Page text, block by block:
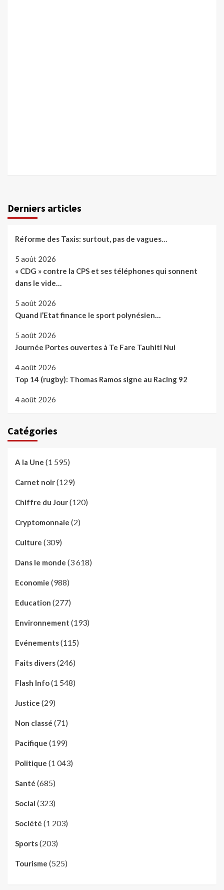
Derniers articles
Réforme des Taxis: surtout, pas de vagues…
5 août 2026
« CDG » contre la CPS et ses téléphones qui sonnent
dans le vide…
5 août 2026
Quand l’Etat finance le sport polynésien…
5 août 2026
Journée Portes ouvertes à Te Fare Tauhiti Nui
4 août 2026
Top 14 (rugby): Thomas Ramos signe au Racing 92
4 août 2026
Catégories
A la Une (1 595)
Carnet noir(129)
Chiffre du Jour(120)
Cryptomonnaie (2)
Culture (309)
Dans le monde (3 618)
Economie (988)
Education (277)
Environnement (193)
Evénements(115)
Faits divers(246)
Flash Info(1 548)
Justice (29)
Non classé (71)
Pacifique (199)
Politique (1 043)
Santé (685)
Social (323)
Société (1 203)
Sports(203)
Tourisme (525)